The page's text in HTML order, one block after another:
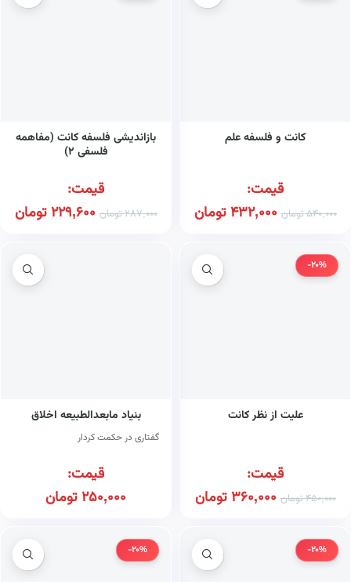
کانت و فلسفه علم
قیمت:
540,000تومان 432,000تومان
بازاندیشی فلسفه کانت (مفاهمه
فلسفی ۲)
قیمت:
287,000تومان 229,600تومان
-20%
علیت از نظر کانت
قیمت:
450,000تومان 360,000تومان
بنیاد مابعدالطبیعه اخلاق
گفتاری در حکمت کردار
قیمت:
250,000تومان
-20%
-20%